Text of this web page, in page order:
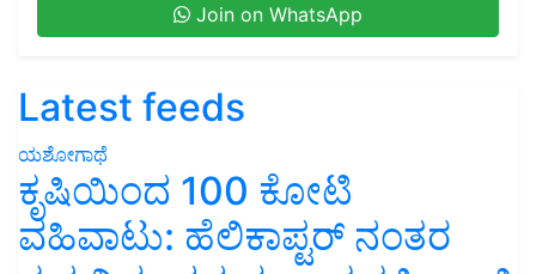
Join on WhatsApp
Latest feeds
ಯಶೋಗಾಥೆ
ಕೃಷಿಯಿಂದ 100 ಕೋಟಿ
ವಹಿವಾಟು: ಹೆಲಿಕಾಪ್ಟರ್ ನಂತರ